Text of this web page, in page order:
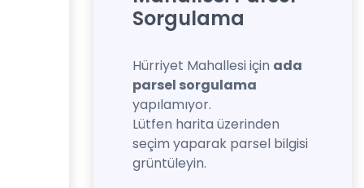
Sorgulama
Hürriyet Mahallesi için ada
parsel sorgulama
yapılamıyor.
Lütfen harita üzerinden
seçim yaparak parsel bilgisi
grüntüleyin.